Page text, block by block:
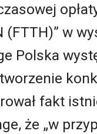
(FTTH)” w
Polska
fakt
że „w